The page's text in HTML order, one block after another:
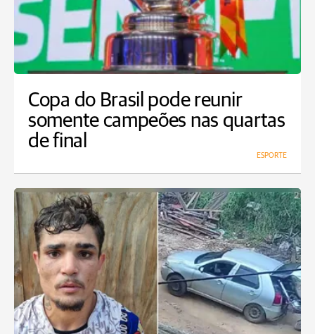
Copa do Brasil pode reunir
somente campeões nas quartas
de final
ESPORTE